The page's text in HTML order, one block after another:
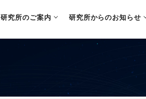
研究所のご案内 研究所からのお知らせ